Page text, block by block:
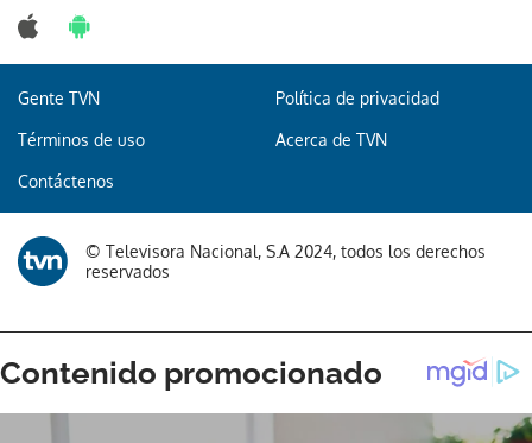
Gracias por suscribirte a nuestro boletín.
Gente TVN Política de privacidad
Términos de uso Acerca de TVN
Contáctenos
© Televisora Nacional, S.A 2024, todos los derechos
reservados